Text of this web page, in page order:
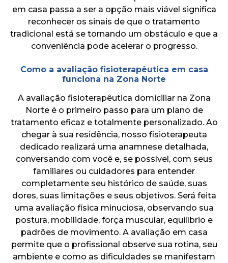
em casa passa a ser a opção mais viável significa
reconhecer os sinais de que o tratamento
tradicional está se tornando um obstáculo e que a
conveniência pode acelerar o progresso.
Como a avaliação fisioterapêutica em casa
funciona na Zona Norte
A avaliação fisioterapêutica domiciliar na Zona
Norte é o primeiro passo para um plano de
tratamento eficaz e totalmente personalizado. Ao
chegar à sua residência, nosso fisioterapeuta
dedicado realizará uma anamnese detalhada,
conversando com você e, se possível, com seus
familiares ou cuidadores para entender
completamente seu histórico de saúde, suas
dores, suas limitações e seus objetivos. Será feita
uma avaliação física minuciosa, observando sua
postura, mobilidade, força muscular, equilíbrio e
padrões de movimento. A avaliação em casa
permite que o profissional observe sua rotina, seu
ambiente e como as dificuldades se manifestam